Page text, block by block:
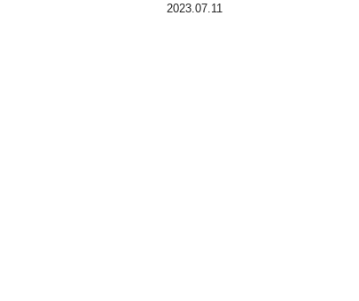
ビジュアル＆特報映像が解
2023.07.11